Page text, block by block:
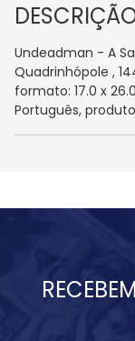
Undeadman - A
Quadrinhópole ,
formato: 17.0 x
Português,